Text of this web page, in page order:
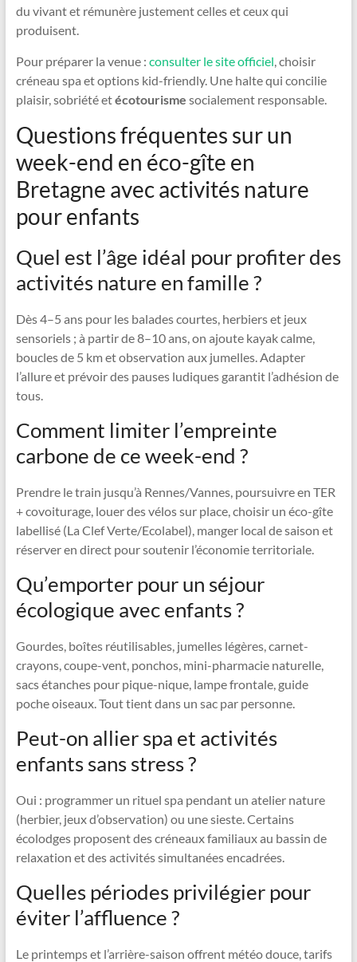
du vivant et rémunère justement celles et ceux qui
produisent.
Pour préparer la venue : consulter le site officiel, choisir
créneau spa et options kid-friendly. Une halte qui concilie
plaisir, sobriété etécotourisme socialement responsable.
Questions fréquentes sur un
week-end en éco-gîte en
Bretagne avec activités nature
pour enfants
Quel est l’âge idéal pour profiter des
activités nature en famille ?
Dès 4–5 ans pour les balades courtes, herbiers et jeux
sensoriels ; à partir de 8–10 ans, on ajoute kayak calme,
boucles de 5 km et observation aux jumelles. Adapter
l’allure et prévoir des pauses ludiques garantit l’adhésion de
tous.
Comment limiter l’empreinte
carbone de ce week-end ?
Prendre le train jusqu’à Rennes/Vannes, poursuivre en TER
+ covoiturage, louer des vélos sur place, choisir un éco-gîte
labellisé (La Clef Verte/Ecolabel), manger local de saison et
réserver en direct pour soutenir l’économie territoriale.
Qu’emporter pour un séjour
écologique avec enfants ?
Gourdes, boîtes réutilisables, jumelles légères, carnet-
crayons, coupe-vent, ponchos, mini-pharmacie naturelle,
sacs étanches pour pique-nique, lampe frontale, guide
poche oiseaux. Tout tient dans un sac par personne.
Peut-on allier spa et activités
enfants sans stress ?
Oui : programmer un rituel spa pendant un atelier nature
(herbier, jeux d’observation) ou une sieste. Certains
écolodges proposent des créneaux familiaux au bassin de
relaxation et des activités simultanées encadrées.
Quelles périodes privilégier pour
éviter l’affluence ?
Le printemps et l’arrière-saison offrent météo douce, tarifs